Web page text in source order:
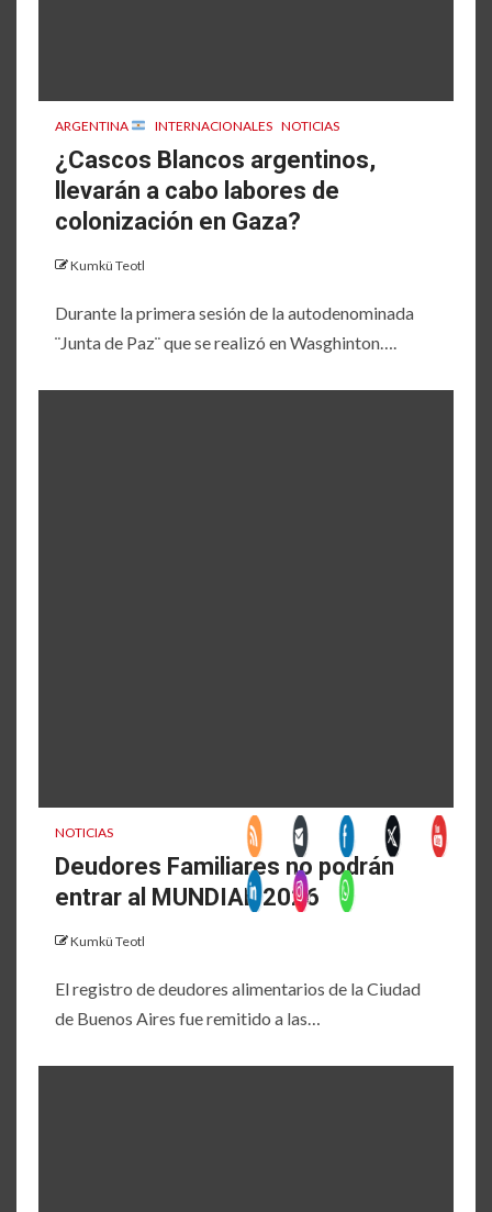
ARGENTINA INTERNACIONALES NOTICIAS
¿Cascos Blancos argentinos,
llevarán a cabo labores de
colonización en Gaza?
Kumkü Teotl
Durante la primera sesión de la autodenominada
¨Junta de Paz¨ que se realizó en Wasghinton….
NOTICIAS
Deudores Familiares no podrán
entrar al MUNDIAL 2026
Kumkü Teotl
El registro de deudores alimentarios de la Ciudad
de Buenos Aires fue remitido a las…